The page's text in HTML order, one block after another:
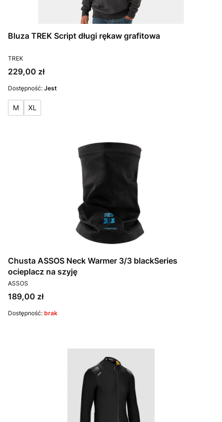
Bluza TREK Script długi rękaw grafitowa
PRODUCENT
TREK
Cena
229,00 zł
Dostępność: Jest
M XL
Chusta ASSOS Neck Warmer 3/3 blackSeries
ocieplacz na szyję
PRODUCENT
ASSOS
Cena
189,00 zł
Dostępność: brak